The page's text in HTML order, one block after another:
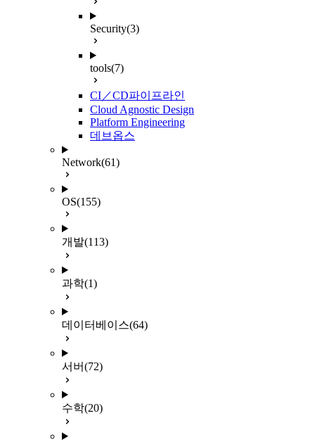
Security(3)
tools(7)
CI／CD파이프라인
Cloud Agnostic Design
Platform Engineering
데브옵스
Network(61)
OS(155)
개발(113)
과학(1)
데이터베이스(64)
서버(72)
수학(20)